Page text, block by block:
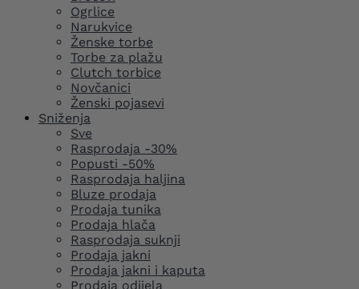
Ogrlice
Narukvice
Ženske torbe
Torbe za plažu
Clutch torbice
Novčanici
Ženski pojasevi
Sniženja
Sve
Rasprodaja -30%
Popusti -50%
Rasprodaja haljina
Bluze prodaja
Prodaja tunika
Prodaja hlača
Rasprodaja suknji
Prodaja jakni
Prodaja jakni i kaputa
Prodaja odijela